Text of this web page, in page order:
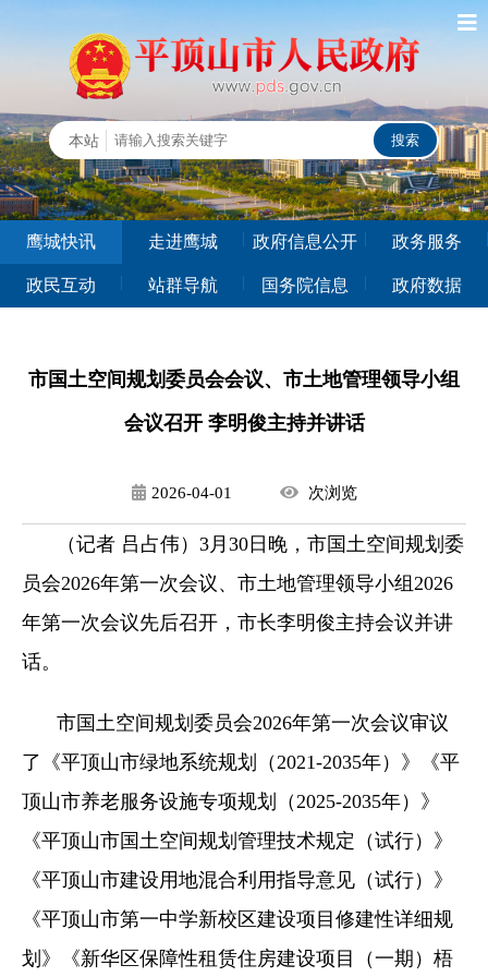
鹰城快讯 走进鹰城 政府信息公开 政务服务
政民互动 站群导航 国务院信息 政府数据
市国土空间规划委员会会议、市土地管理领导小组
会议召开 李明俊主持并讲话
2026-04-01 次浏览
（记者 吕占伟）3月30日晚，市国土空间规划委
员会2026年第一次会议、市土地管理领导小组2026
年第一次会议先后召开，市长李明俊主持会议并讲
话。
市国土空间规划委员会2026年第一次会议审议
了《平顶山市绿地系统规划（2021-2035年）》《平
顶山市养老服务设施专项规划（2025-2035年）》
《平顶山市国土空间规划管理技术规定（试行）》
《平顶山市建设用地混合利用指导意见（试行）》
《平顶山市第一中学新校区建设项目修建性详细规
划》《新华区保障性租赁住房建设项目（一期）梧